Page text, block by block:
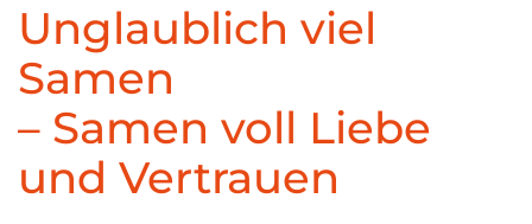
Unglaublich viel
Samen
– Samen voll Liebe
und Vertrauen